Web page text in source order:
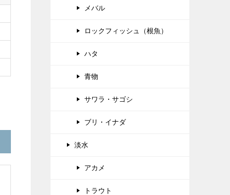
メバル
ロックフィッシュ（根魚）
ハタ
青物
サワラ・サゴシ
ブリ・イナダ
淡水
アカメ
トラウト